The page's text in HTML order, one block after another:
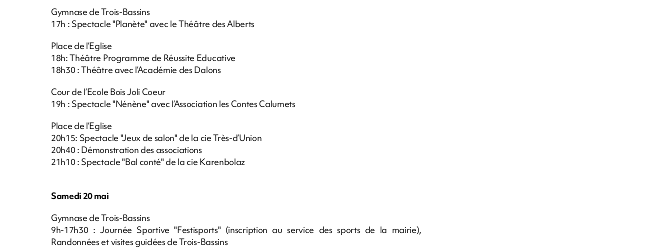
Gymnase de Trois-Bassins
17h : Spectacle "Planète" avec le Théâtre des Alberts
Place de l’Eglise
18h: Théâtre Programme de Réussite Educative
18h30 : Théâtre avec l’Académie des Dalons
Cour de l’Ecole Bois Joli Coeur
19h : Spectacle "Nénène" avec l’Association les Contes Calumets
Place de l’Eglise
20h15: Spectacle "Jeux de salon" de la cie Très-d’Union
20h40 : Démonstration des associations
21h10 : Spectacle "Bal conté" de la cie Karenbolaz
Samedi 20 mai
Gymnase de Trois-Bassins
9h-17h30 : Journée Sportive "Festisports" (inscription au service des sports de la mairie),
Randonnées et visites guidées de Trois-Bassins